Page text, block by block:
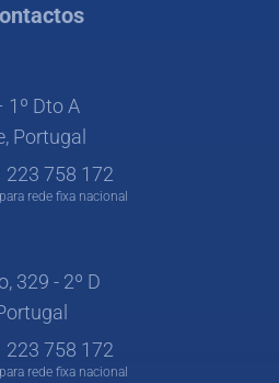
1º Dto A
Portugal
223 758 172
rede fixa nacional
329 - 2º D
223 758 172
rede fixa nacional